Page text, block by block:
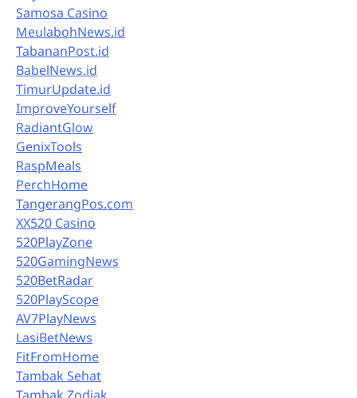
Samosa Casino
MeulabohNews.id
TabananPost.id
BabelNews.id
TimurUpdate.id
ImproveYourself
RadiantGlow
GenixTools
RaspMeals
PerchHome
TangerangPos.com
XX520 Casino
520PlayZone
520GamingNews
520BetRadar
520PlayScope
AV7PlayNews
LasiBetNews
FitFromHome
Tambak Sehat